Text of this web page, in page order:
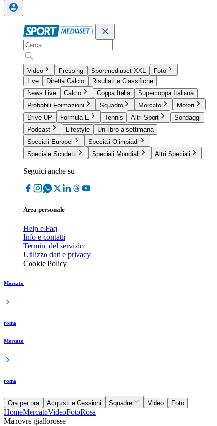
Video Pressing Sportmediaset XXL
Foto
Live
Diretta Calcio
Risultati e Classifiche
News Live
Calcio Coppa Italia
Supercoppa Italiana
Probabili Formazioni
Squadre Mercato
Motori
Drive UP
Formula E Tennis Altri Sport
Sondaggi
Podcast
Lifestyle
Un libro a settimana
Speciali Europei
Speciali Olimpiadi
Speciale Scudetti
Speciali Mondiali Altri Speciali
Seguici anche su
Area personale
Help e Faq
Info e contatti
Termini del servizio
Utilizzo dati e privacy
Cookie Policy
Mercato
roma
Mercato
roma
Ora per ora Acquisti e Cessioni Squadre Video Foto
HomeMercatoVideoFotoRosa
Manovre giallorosse